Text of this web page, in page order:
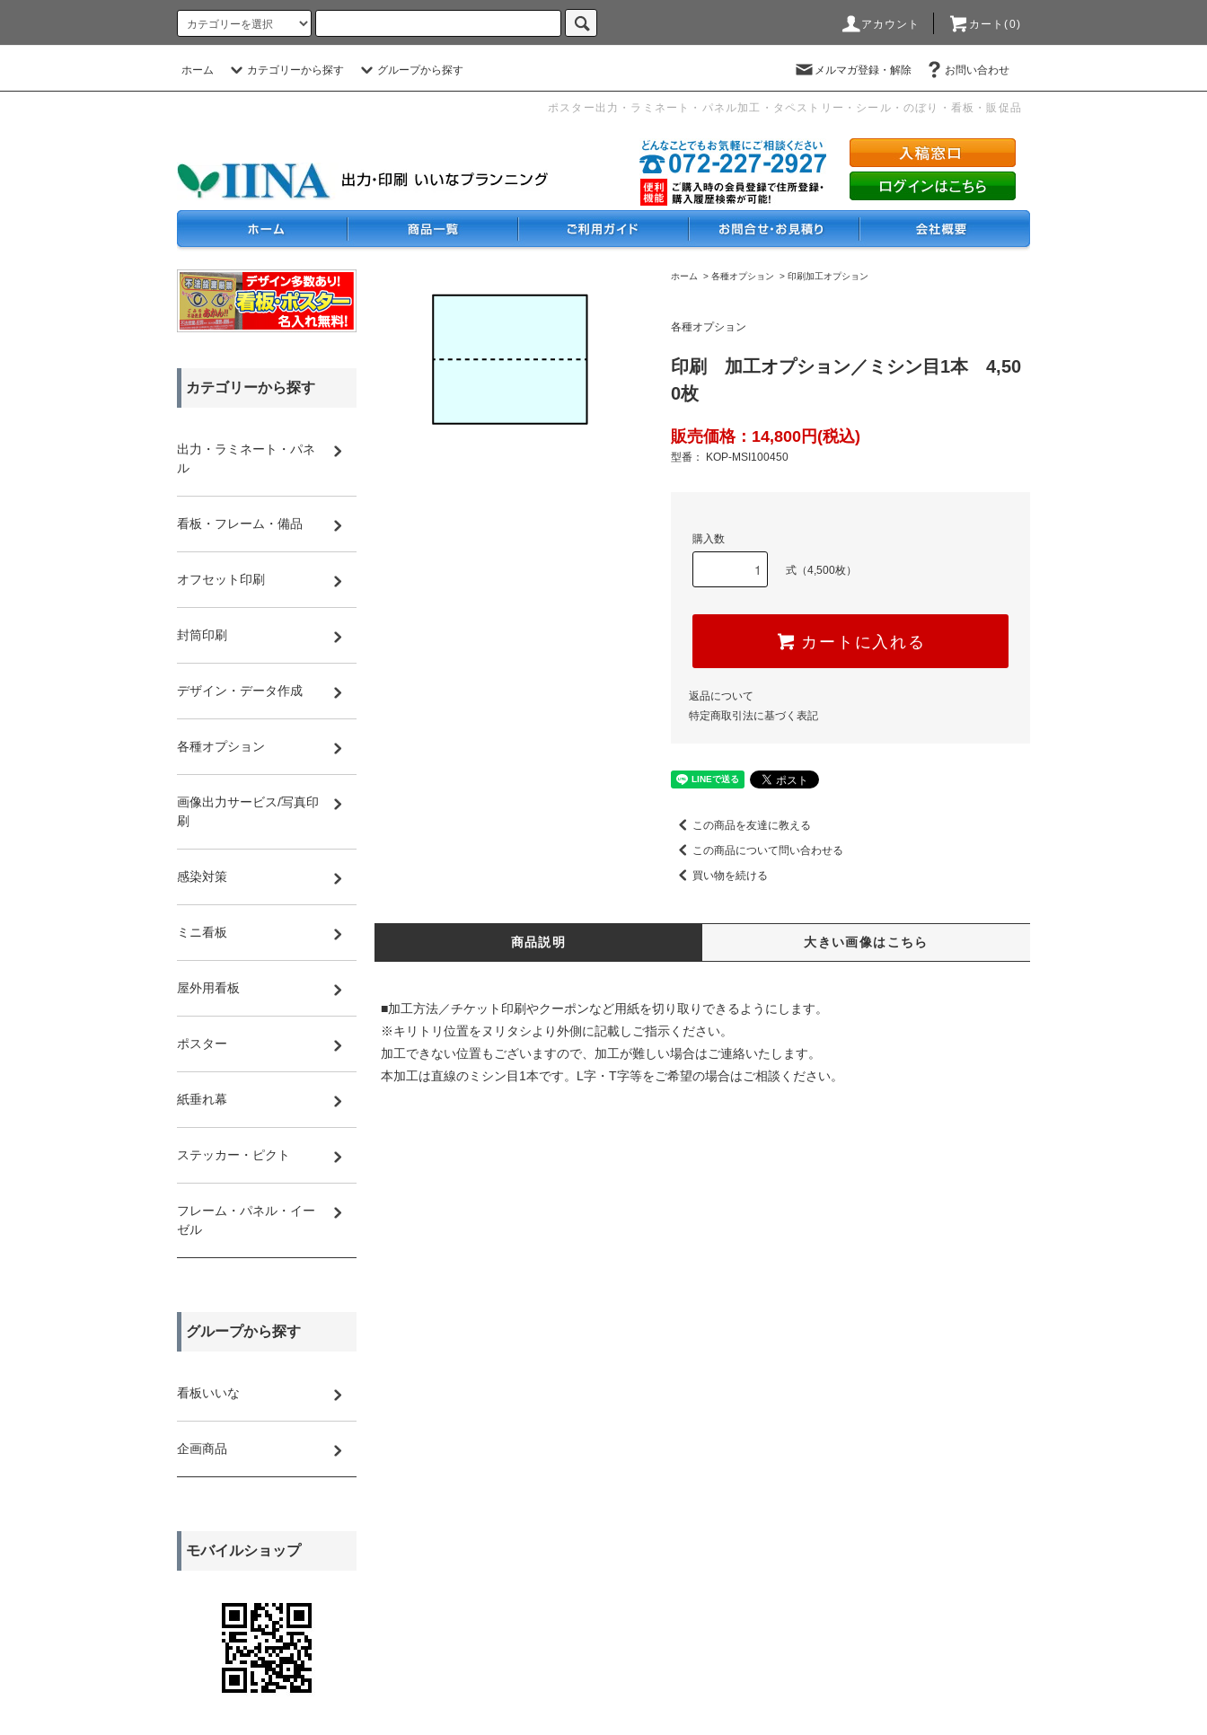
アカウント カート(0)
ホーム カテゴリーから探す グループから探す メルマガ登録・解除 お問い合わせ
ポスター出力・ラミネート・パネル加工・タペストリー・シール・のぼり・看板・販促品
ホーム > 各種オプション > 印刷加工オプション
各種オプション
印刷 加工オプション／ミシン目1本 4,50
0枚
販売価格：14,800円(税込)
型番： KOP-MSI100450
購入数
式（4,500枚）
カートに入れる
返品について
特定商取引法に基づく表記
この商品を友達に教える
この商品について問い合わせる
買い物を続ける
商品説明 大きい画像はこちら
■加工方法／チケット印刷やクーポンなど用紙を切り取りできるようにします。
※キリトリ位置をヌリタシより外側に記載しご指示ください。
加工できない位置もございますので、加工が難しい場合はご連絡いたします。
本加工は直線のミシン目1本です。L字・T字等をご希望の場合はご相談ください。
カテゴリーから探す
出力・ラミネート・パネ
ル
看板・フレーム・備品
オフセット印刷
封筒印刷
デザイン・データ作成
各種オプション
画像出力サービス/写真印
刷
感染対策
ミニ看板
屋外用看板
ポスター
紙垂れ幕
ステッカー・ピクト
フレーム・パネル・イー
ゼル
グループから探す
看板いいな
企画商品
モバイルショップ